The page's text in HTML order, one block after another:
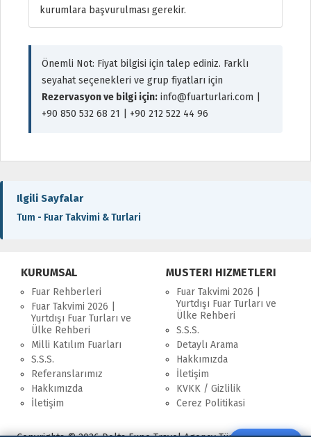
kurumlara başvurulması gerekir.
Önemli Not: Fiyat bilgisi için talep ediniz. Farklı
seyahat seçenekleri ve grup fiyatları için
Rezervasyon ve bilgi için: info@fuarturlari.com |
+90 850 532 68 21 | +90 212 522 44 96
Ilgili Sayfalar
Tum - Fuar Takvimi & Turlari
KURUMSAL
Fuar Rehberleri
Fuar Takvimi 2026 |
Yurtdışı Fuar Turları ve
Ülke Rehberi
Milli Katılım Fuarları
S.S.S.
Referanslarımız
Hakkımızda
İletişim
MUSTERI HIZMETLERI
Fuar Takvimi 2026 |
Yurtdışı Fuar Turları ve
Ülke Rehberi
S.S.S.
Detaylı Arama
Hakkımızda
İletişim
KVKK / Gizlilik
Cerez Politikasi